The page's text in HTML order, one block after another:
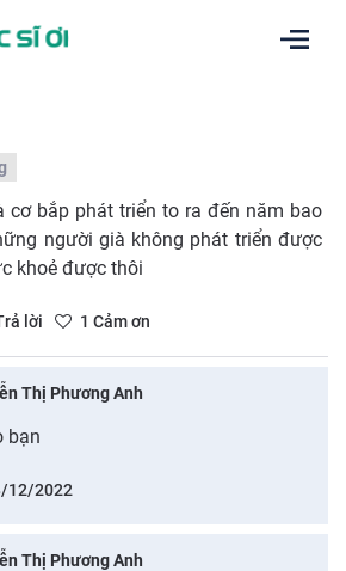
cơ bắp phát triển to ra đến năm bao
người già không phát triển được
khoẻ được thôi
lời 1 Cảm ơn
Thị Phương Anh
bạn
12/2022
Thị Phương Anh